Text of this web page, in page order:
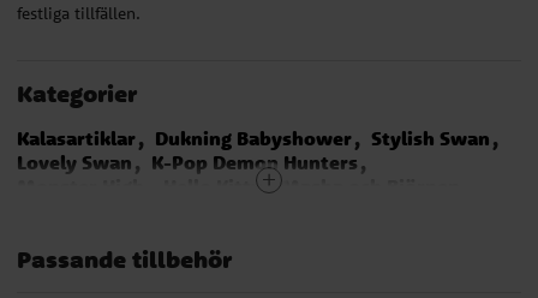
festliga tillfällen.
Kategorier
Kalasartiklar Dukning Babyshower
Stylish Swan
Lovely Swan
K-Pop Demon Hunters
Hello Kitty
Masha och Björnen
Rosa
Godisbuffé
Lilo & Stitch
Passande tillbehör